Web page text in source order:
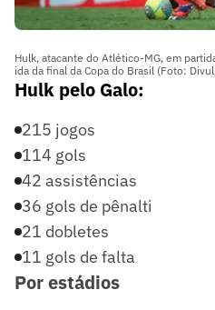
Hulk, atacante do Atlético-MG, em
ida da final da Copa do Brasil (Foto:
Hulk pelo Galo:
215 jogos
114 gols
42 assistências
36 gols de pênalti
21 dobletes
11 gols de falta
Por estádios